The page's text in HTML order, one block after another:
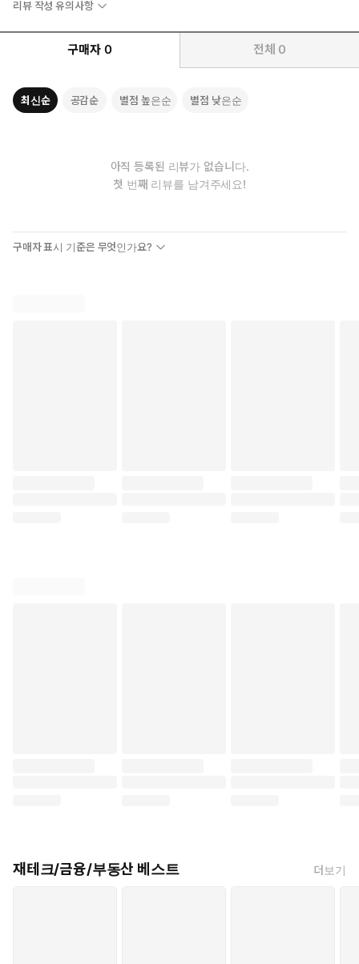
지, 입지 선택부터 세팅, 운영까지 현장에서 직접 겪은 노하우를
시원하게 공개한다. 특히 경매투자와 접목해 ‘월세 수익과 시세차
익’의 두 마리 토끼를 잡는 법, 200만원 정도를 들인 구조변경으
로 월세 수익률을 두 배로 높인 방법 등 현장에서 직접 겪으며 터득
한 다양한 노하우들을 꼼꼼하게 소개한 점이 돋보인다.
리뷰 작성 유의사항
구매자 0 전체 0
최신순 공감순 별점 높은순 별점 낮은순
아직 등록된 리뷰가 없습니다.
첫 번째 리뷰를 남겨주세요!
구매자 표시 기준은 무엇인가요?
재테크/금융/부동산 베스트 더보기